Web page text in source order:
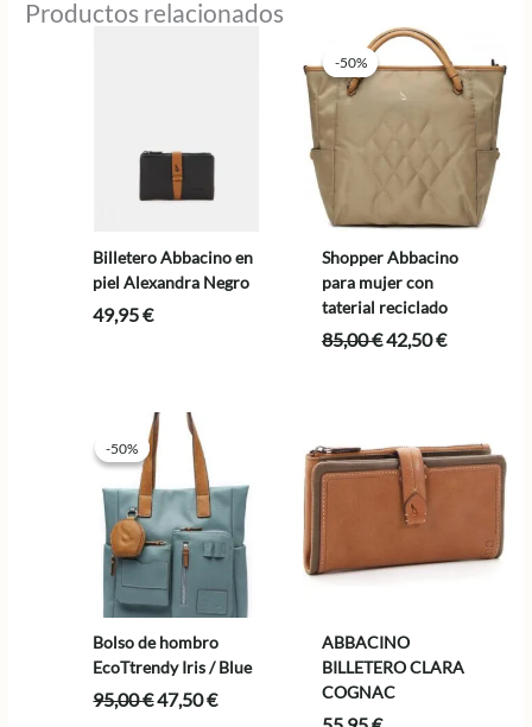
Productos relacionados
Billetero Abbacino en
piel Alexandra Negro
49,95€
-50%
-50%
Shopper Abbacino
para mujer con
taterial reciclado
85,00€El
42,50€El
-50%
-50%
Bolso de hombro
EcoTtrendy Iris / Blue
95,00€El
47,50€El
ABBACINO
BILLETERO CLARA
COGNAC